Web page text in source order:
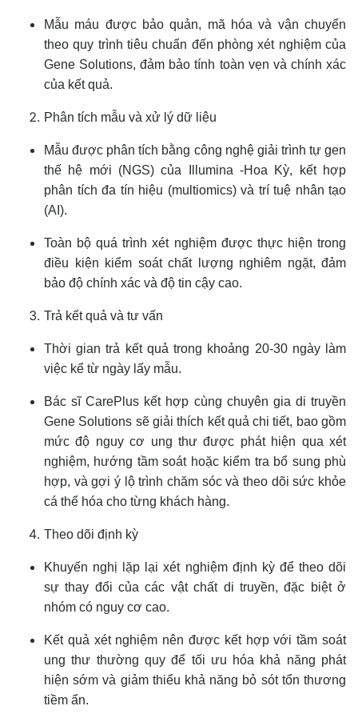
Mẫu máu được bảo quản, mã hóa và vận chuyển
theo quy trình tiêu chuẩn đến phòng xét nghiệm của
Gene Solutions, đảm bảo tính toàn vẹn và chính xác
của kết quả.
Phân tích mẫu và xử lý dữ liệu
Mẫu được phân tích bằng công nghệ giải trình tự gen
thế hệ mới (NGS) của Illumina -Hoa Kỳ, kết hợp
phân tích đa tín hiệu (multiomics) và trí tuệ nhân tạo
(AI).
Toàn bộ quá trình xét nghiệm được thực hiện trong
điều kiện kiểm soát chất lượng nghiêm ngặt, đảm
bảo độ chính xác và độ tin cậy cao.
Trả kết quả và tư vấn
Thời gian trả kết quả trong khoảng 20-30 ngày làm
việc kể từ ngày lấy mẫu.
Bác sĩ CarePlus kết hợp cùng chuyên gia di truyền
Gene Solutions sẽ giải thích kết quả chi tiết, bao gồm
mức độ nguy cơ ung thư được phát hiện qua xét
nghiệm, hướng tầm soát hoặc kiểm tra bổ sung phù
hợp, và gợi ý lộ trình chăm sóc và theo dõi sức khỏe
cá thể hóa cho từng khách hàng.
Theo dõi định kỳ
Khuyến nghị lặp lại xét nghiệm định kỳ để theo dõi
sự thay đổi của các vật chất di truyền, đặc biệt ở
nhóm có nguy cơ cao.
Kết quả xét nghiệm nên được kết hợp với tầm soát
ung thư thường quy để tối ưu hóa khả năng phát
hiện sớm và giảm thiểu khả năng bỏ sót tổn thương
tiềm ẩn.